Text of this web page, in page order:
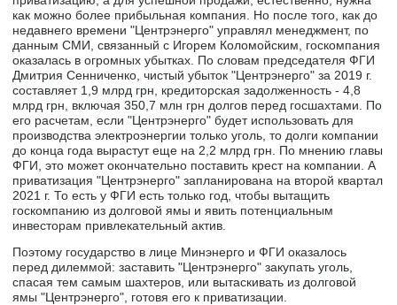
как можно более прибыльная компания. Но после того, как до
недавнего времени "Центрэнерго" управлял менеджмент, по
данным СМИ, связанный с Игорем Коломойским, госкомпания
оказалась в огромных убытках. По словам председателя ФГИ
Дмитрия Сенниченко, чистый убыток "Центрэнерго" за 2019 г.
составляет 1,9 млрд грн, кредиторская задолженность - 4,8
млрд грн, включая 350,7 млн грн долгов перед госшахтами. По
его расчетам, если "Центрэнерго" будет использовать для
производства электроэнергии только уголь, то долги компании
до конца года вырастут еще на 2,2 млрд грн. По мнению главы
ФГИ, это может окончательно поставить крест на компании. А
приватизация "Центрэнерго" запланирована на второй квартал
2021 г. То есть у ФГИ есть только год, чтобы вытащить
госкомпанию из долговой ямы и явить потенциальным
инвесторам привлекательный актив.
Поэтому государство в лице Минэнерго и ФГИ оказалось
перед дилеммой: заставить "Центрэнерго" закупать уголь,
спасая тем самым шахтеров, или вытаскивать из долговой
ямы "Центрэнерго", готовя его к приватизации.